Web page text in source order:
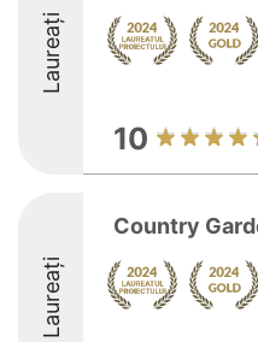
Laureați
10
Laureați
Country